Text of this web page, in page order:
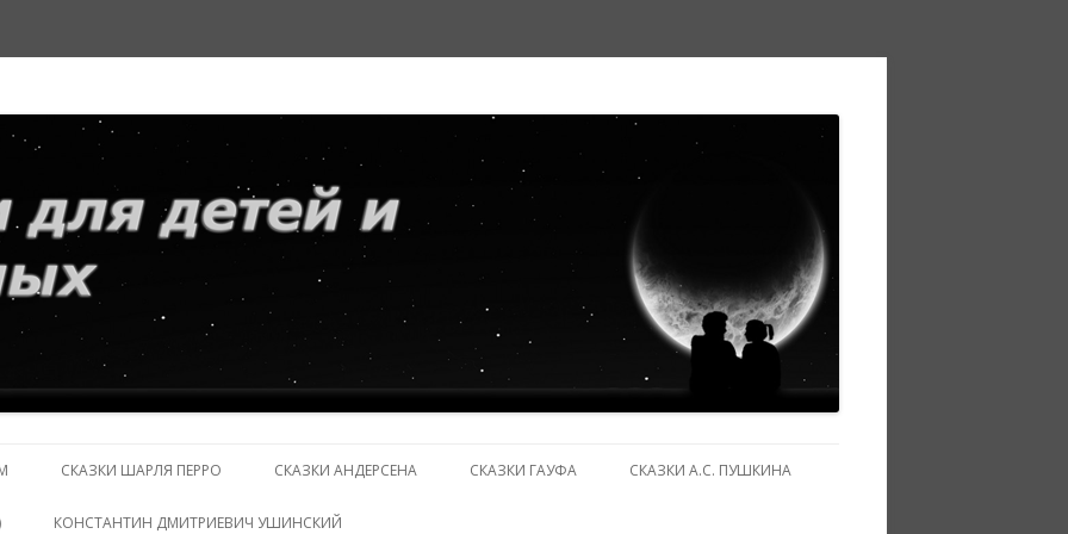
взрослых
содержимому
СКАЗКИ ШАРЛЯ ПЕРРО СКАЗКИ АНДЕРСЕНА СКАЗКИ ГАУФА СКАЗКИ А.С. ПУШКИНА
КОНСТАНТИН ДМИТРИЕВИЧ УШИНСКИЙ